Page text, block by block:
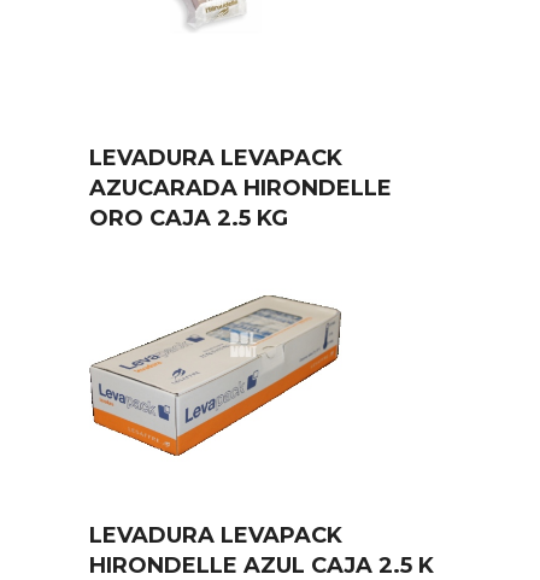
LEVADURA LEVAPACK
AZUCARADA HIRONDELLE
ORO CAJA 2.5 KG
LEVADURA LEVAPACK
HIRONDELLE AZUL CAJA 2.5 K